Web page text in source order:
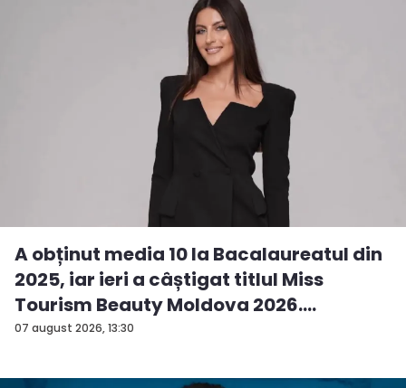
07 august 2026, 13:30
A obținut media 10 la Bacalaureatul din
2025, iar ieri a câștigat titlul Miss
Tourism Beauty Moldova 2026.
Andreea...